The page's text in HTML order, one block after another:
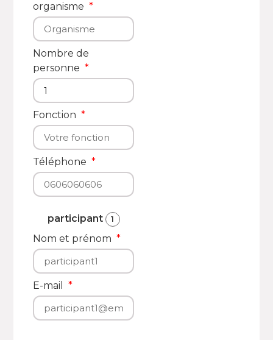
organisme
Nombre de
personne
Fonction
Téléphone
participant 1
Nom et prénom
E-mail